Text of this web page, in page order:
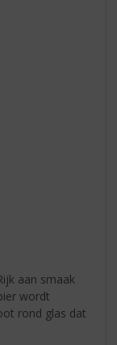
aan smaak
wordt
rond glas dat